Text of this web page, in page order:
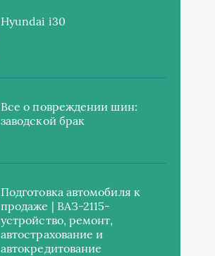
Hyundai i30
Все о повреждении шин:
заводской брак
Подготовка автомобиля к
продаже | ВАЗ-2115-
устройство, ремонт,
автострахование и
автокредитование